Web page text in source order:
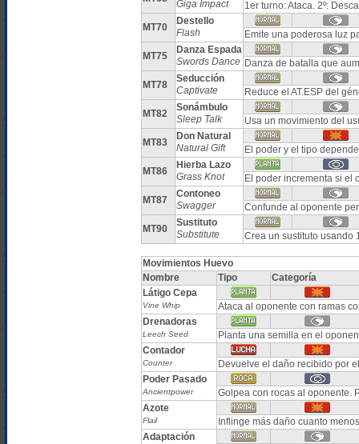
Giga Impact
1er turno: Ataca. 2º:
MT70
Destello
Flash
Emite una poderosa luz
MT75
Danza Espada
Swords Dance Danza de batalla que
MT78
Seducción
Captivate
Reduce el AT.ESP del
MT82
Sonámbulo
Sleep Talk
Usa un movimiento del
MT83
Don Natural
Natural Gift
El poder y el tipo
MT86
Hierba Lazo
Grass Knot
El poder incrementa si el
MT87
Contoneo
Swagger
Confunde al oponente
MT90
Sustituto
Substitute
Crea un sustituto usando
Movimientos Huevo
Nombre
Tipo
Categoría
Látigo Cepa
Vine Whip
Ataca al oponente con ramas
Drenadoras
Leech Seed
Planta una semilla en el
Contador
Counter
Devuelve el daño recibido por
Poder Pasado
Ancientpower
Golpea con rocas al oponente.
Azote
Flail
Inflinge más daño cuanto
Adaptación